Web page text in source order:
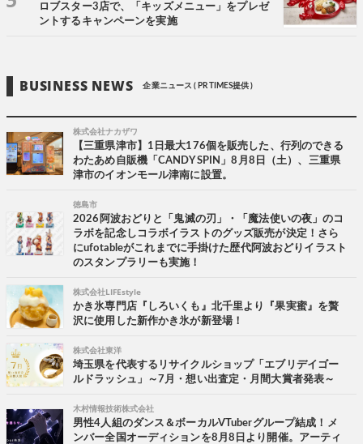
ロブスター3店で、「キッズメニュー」をプレゼ
ントするキャンペーンを実施
BUSINESS NEWS 企業ニュース ( PR TIMES提供 )
株式会社ナカザワ
【三重県津市】1日最大176個を販売した、行列のできる
わたあめ自販機「CANDY SPIN」8月8日（土）、三重県
津市のイオンモール津南に設置。
徳島市
2026阿波おどりと「鬼滅の刃」・「魔法使いの夜」のコ
ラボを記念しコラボイラストのグッズ販売が決定！さら
にufotableがこれまでに手掛けた歴代阿波おどりイラスト
のスタンプラリーも実施！
株式会社LIFEstyle
かき氷専門店『しろいくも』北千里より『果実蜜』を贅
沢に使用した新作かき氷が新登場！
株式会社東洋
埼玉県を代表するリサイクルショップ「エブリデイゴー
ルドラッシュ」～7月・想い出査定・月間大賞者発表～
木村情報技術株式会社
男性4人組のダンス＆ボーカルVTuberグループ結成！メ
ンバー全国オーディションを8月8日より開催。アーティ